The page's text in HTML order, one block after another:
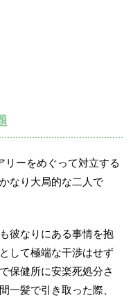
リーをめぐって対立する
なり大局的な二人で
彼なりにある事情を抱
して極端な干渉はせず
保健所に安楽死処分さ
一髪で引き取った際、